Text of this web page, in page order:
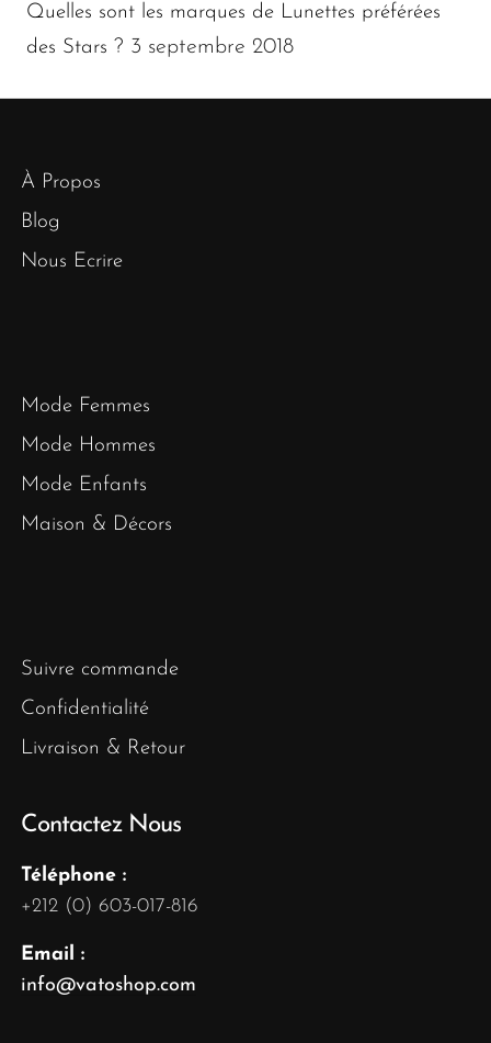
Quelles sont les marques de Lunettes préférées
des Stars ? 3 septembre 2018
À Propos
Blog
Nous Ecrire
Mode Femmes
Mode Hommes
Mode Enfants
Maison & Décors
Suivre commande
Confidentialité
Livraison & Retour
Contactez Nous
Téléphone :
+212 (0) 603-017-816
Email :
info@vatoshop.com